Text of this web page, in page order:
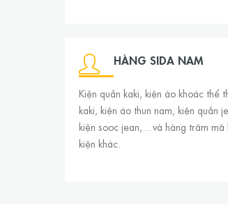
HÀNG SIDA NAM
Kiện quần kaki, kiện áo khoác thể
kaki, kiện áo thun nam, kiện quần
kiện sooc jean,…và hàng trăm mã
kiện khác.